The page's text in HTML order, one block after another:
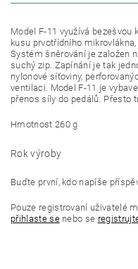
Model F-11 využívá bezešvou
kusu prvotřídního
Systém šněrování je založen
suchý zip. Zapínání je tak
nylonové síťoviny,
ventilaci. Model F-11 je
přenos síly do pedálů. Přesto
Hmotnost 260 g
Rok výroby
Buďte první, kdo napíše
Pouze registrovaní uživatelé
přihlaste senebo se